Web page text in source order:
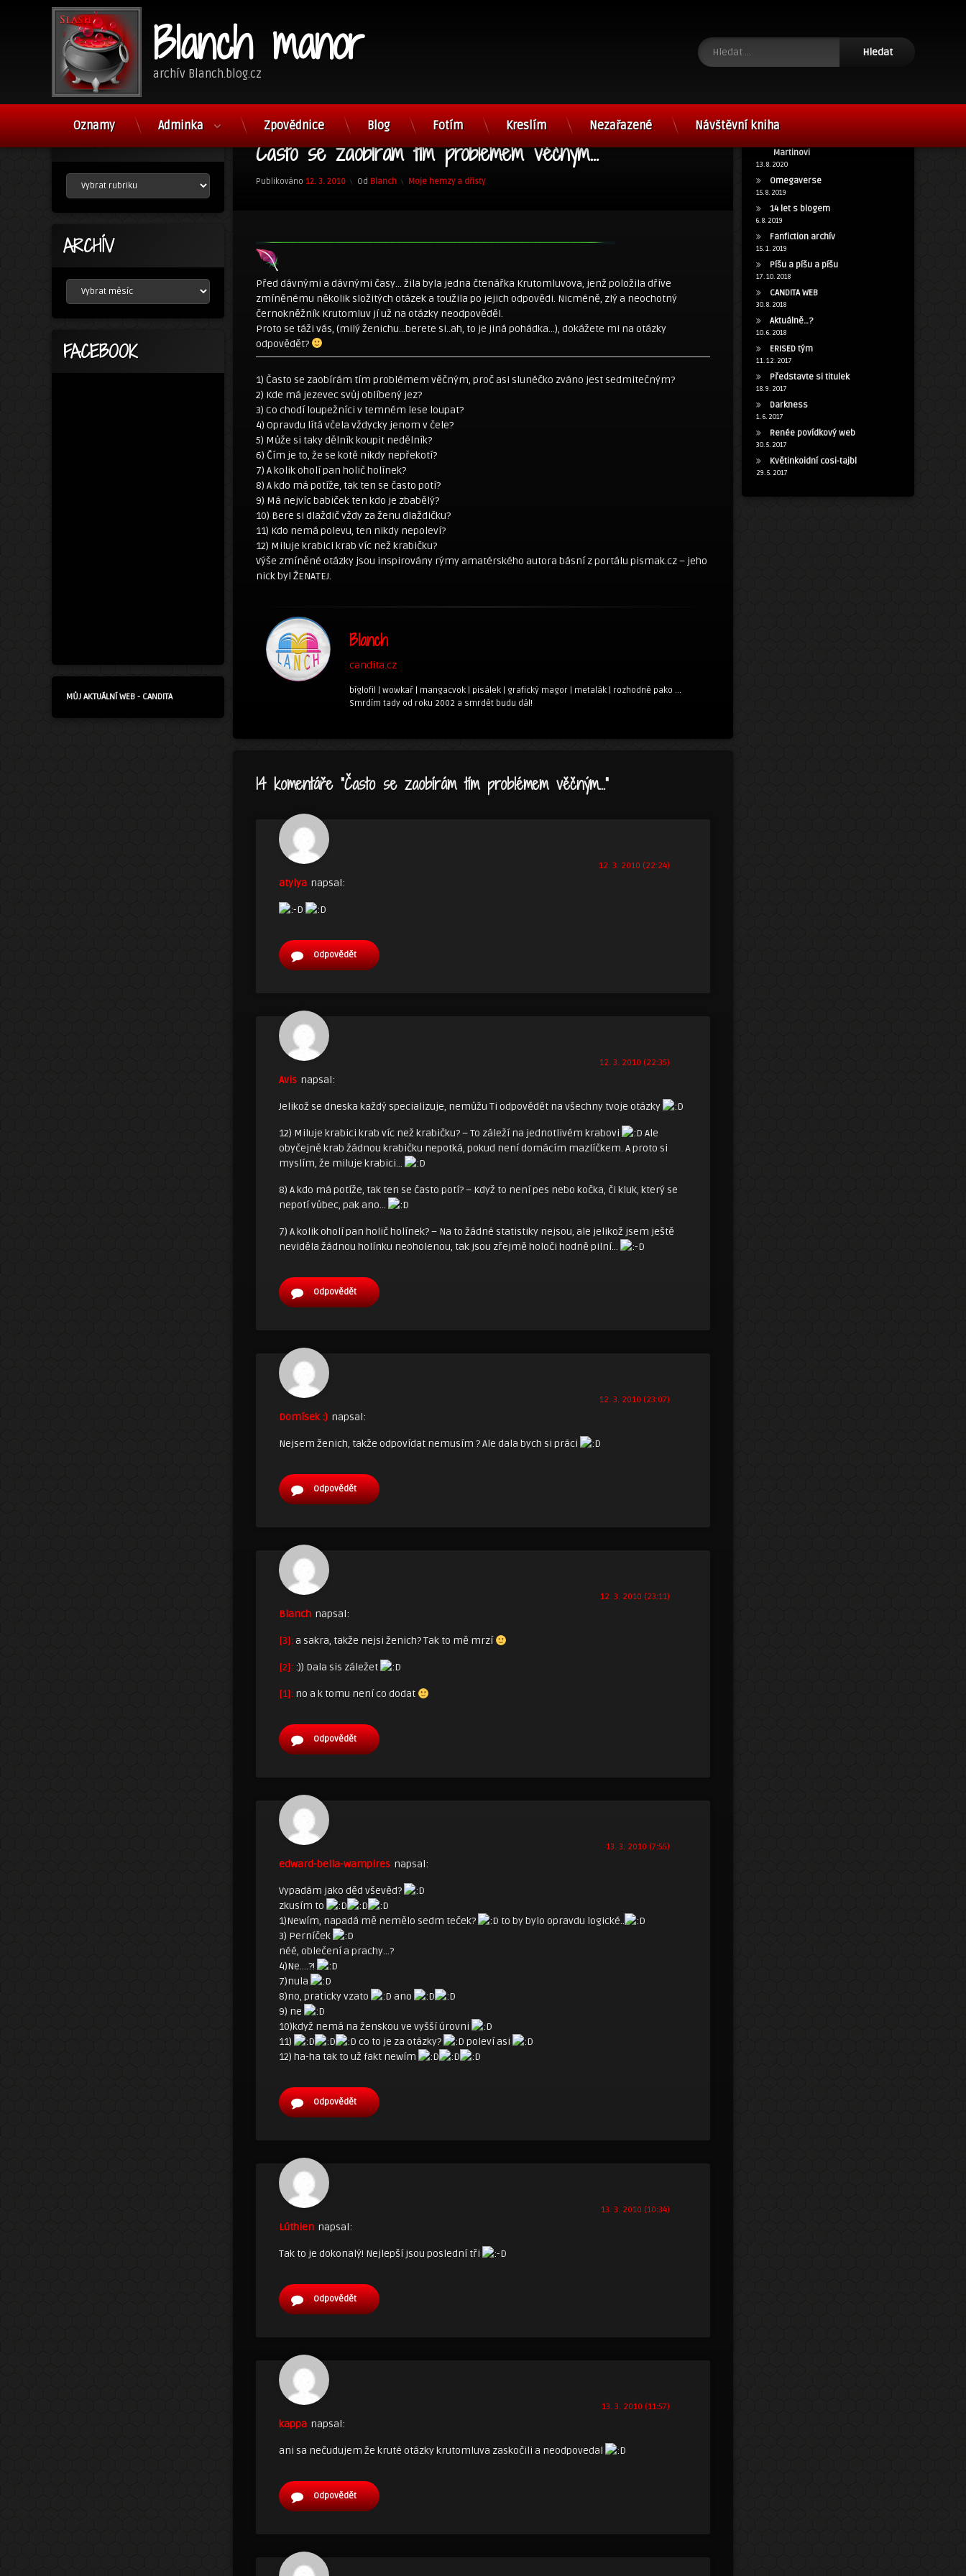
Přejít
Blanch manor
archív Blanch.blog.cz
Vyhledávání
Oznamy Adminka Zpovědnice Blog Fotím Kreslím Nezařazené Návštěvní kniha
Často se zaobírám tím problémem věčným…
Publikováno 12. 3. 2010 Od Blanch Kategorie:
Moje hemzy a dřisty
Před dávnými a dávnými časy… žila byla jedna čtenářka Krutomluvova, jenž položila dříve
zmíněnému několik složitých otázek a toužila po jejich odpovědi. Nicméně, zlý a neochotný
černokněžník Krutomluv jí už na otázky neodpověděl.
Proto se táži vás, (milý ženichu…berete si..ah, to je jiná pohádka…), dokážete mi na otázky
odpovědět?
1) Často se zaobírám tím problémem věčným, proč asi slunéčko zváno jest sedmitečným?
2) Kde má jezevec svůj oblíbený jez?
3) Co chodí loupežníci v temném lese loupat?
4) Opravdu lítá včela vždycky jenom v čele?
5) Může si taky dělník koupit nedělník?
6) Čím je to, že se kotě nikdy nepřekotí?
7) A kolik oholí pan holič holínek?
8) A kdo má potíže, tak ten se často potí?
9) Má nejvíc babiček ten kdo je zbabělý?
10) Bere si dlaždič vždy za ženu dlaždičku?
11) Kdo nemá polevu, ten nikdy nepoleví?
12) Miluje krabici krab víc než krabičku?
Výše zmíněné otázky jsou inspirovány rýmy amatérského autora básní z portálu pismak.cz – jeho
nick byl ŽENATEJ.
Blanch
candita.cz
bíglofil | wowkař | mangacvok | pisálek | grafický magor | metalák | rozhodně pako ...
Smrdím tady od roku 2002 a smrdět budu dál!
14 komentáře “Často se zaobírám tím problémem věčným…”
atyiya napsal:
12. 3. 2010 (22:24)
Odpovědět
Avis napsal:
12. 3. 2010 (22:35)
Jelikož se dneska každý specializuje, nemůžu Ti odpovědět na všechny tvoje otázky
12) Miluje krabici krab víc než krabičku? – To záleží na jednotlivém krabovi
Ale
obyčejně krab žádnou krabičku nepotká, pokud není domácím mazlíčkem. A proto si
myslím, že miluje krabici…
8) A kdo má potíže, tak ten se často potí? – Když to není pes nebo kočka, či kluk, který se
nepotí vůbec, pak ano…
7) A kolik oholí pan holič holínek? – Na to žádné statistiky nejsou, ale jelikož jsem ještě
neviděla žádnou holínku neoholenou, tak jsou zřejmě holoči hodně pilní…
Odpovědět
Domísek :) napsal:
12. 3. 2010 (23:07)
Nejsem ženich, takže odpovídat nemusím ? Ale dala bych si práci
Odpovědět
Blanch napsal:
12. 3. 2010 (23:11)
[3]: a sakra, takže nejsi ženich? Tak to mě mrzí
[2]: :)) Dala sis záležet
[1]: no a k tomu není co dodat
Odpovědět
edward-bella-wampires napsal:
13. 3. 2010 (7:55)
Vypadám jako děd vševěd?
zkusím to
1)Newím, napadá mě nemělo sedm teček?
to by bylo opravdu logické..
3) Perníček
néé, oblečení a prachy…?
4)Ne….?!
7)nula
8)no, praticky vzato
ano
9) ne
10)když nemá na ženskou ve vyšší úrovni
11)
co to je za otázky?
poleví asi
12) ha-ha tak to už fakt newím
Odpovědět
Lúthien napsal:
13. 3. 2010 (10:34)
Tak to je dokonalý! Nejlepší jsou poslední tři
Odpovědět
kappa napsal:
13. 3. 2010 (11:57)
ani sa nečudujem že kruté otázky krutomluva zaskočili a neodpovedal
Odpovědět
RUBRIKY
RUBRIKY
ARCHÍV
ARCHÍV
FACEBOOK
MŮJ AKTUÁLNÍ WEB - CANDITA
Martinovi
13. 8. 2020
Omegaverse
15. 8. 2019
14 let s blogem
6. 8. 2019
Fanfiction archív
15. 1. 2019
Píšu a píšu a píšu
17. 10. 2018
CANDITA WEB
30. 8. 2018
Aktuálně…?
10. 6. 2018
ERISED tým
11. 12. 2017
Představte si titulek
18. 9. 2017
Darkness
1. 6. 2017
Renée povídkový web
30. 5. 2017
Květinkoidní cosi-tajbl
29. 5. 2017